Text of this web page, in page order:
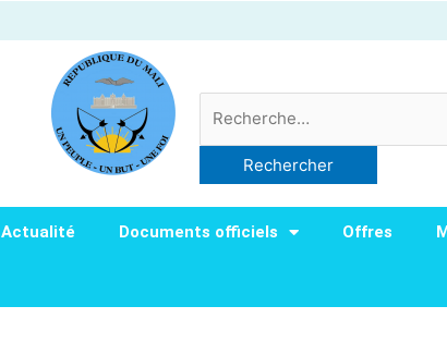
Actualité Documents officiels Offres